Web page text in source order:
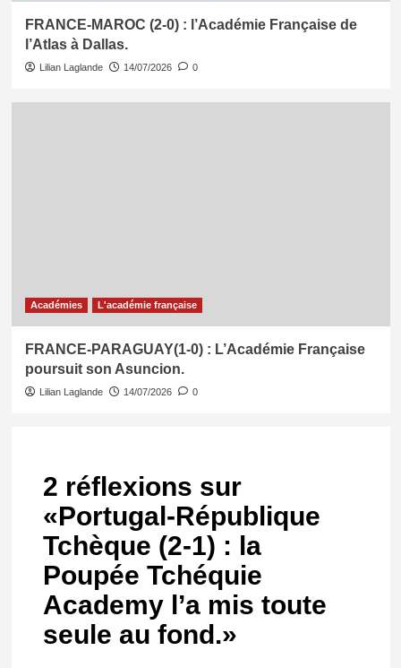
FRANCE-MAROC (2-0) : l’Académie Française de
l’Atlas à Dallas.
Lilian Laglande 14/07/2026 0
Académies L'académie française
FRANCE-PARAGUAY(1-0) : L’Académie Française
poursuit son Asuncion.
Lilian Laglande 14/07/2026 0
2 réflexions sur
«Portugal-République
Tchèque (2-1) : la
Poupée Tchéquie
Academy l’a mis toute
seule au fond.»